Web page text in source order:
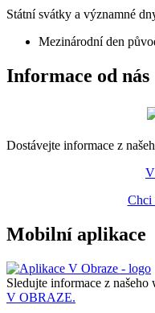
Státní svátky a významné
Mezinárodní den
Informace od nás
Dostávejte informace z
Chci
Mobilní aplikace
Sledujte informace z našeho
V OBRAZE.